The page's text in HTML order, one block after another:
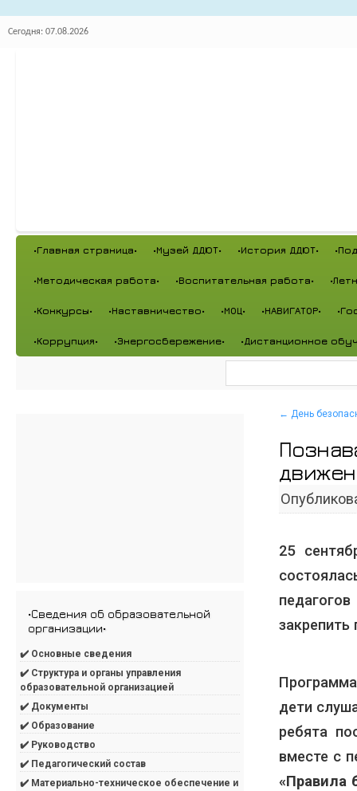
Сегодня: 07.08.2026
•Главная страница• •Музей ДДЮТ• •История ДДЮТ•
•Методическая работа• •Воспитательная работа•
•Конкурсы• •Наставничество• •МОЦ• •НАВИГАТОР•
•Коррупция• •Энергосбережение• •Дистанционное
← День
25
закрепить
дети
ребята
вместе с
«Правила
•Сведения об образовательной
организации•
✔️ Основные сведения
✔️ Структура и органы управления
образовательной организацией
✔️ Документы
✔️ Образование
✔️ Руководство
✔️ Педагогический состав
✔️ Материально-техническое обеспечение и